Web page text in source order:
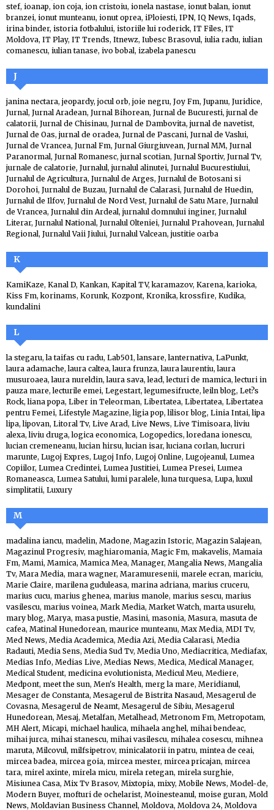
stef, ioanap, ion coja, ion cristoiu, ionela nastase, ionut balan, ionut
branzei, ionut munteanu, ionut oprea, iPloiesti, IPN, IQ News, Iqads,
irina binder, istoria fotbalului, istoriile lui roderick, IT Files, IT
Moldova, IT Play, IT Trends, Itnewz, Iubesc Brasovul, iulia radu, iulian
comanescu, iulian tanase, ivo bobal, izabela panescu
J
janina nectara, jeopardy, jocul orb, joie negru, Joy Fm, Jupanu, Juridice,
Jurnal, Jurnal Aradean, Jurnal Bihorean, Jurnal de Bucuresti, jurnal de
calatorii, Jurnal de Chisinau, Jurnal de Dambovita, jurnal de navetist,
Jurnal de Oas, jurnal de oradea, Jurnal de Pascani, Jurnal de Vaslui,
Jurnal de Vrancea, Jurnal Fm, Jurnal Giurgiuvean, Jurnal MM, Jurnal
Paranormal, Jurnal Romanesc, jurnal scotian, Jurnal Sportiv, Jurnal Tv,
jurnale de calatorie, Jurnalul, jurnalul alinutei, Jurnalul Bucurestiului,
Jurnalul de Agricultura, Jurnalul de Arges, Jurnalul de Botosani si
Dorohoi, Jurnalul de Buzau, Jurnalul de Calarasi, Jurnalul de Huedin,
Jurnalul de Ilfov, Jurnalul de Nord Vest, Jurnalul de Satu Mare, Jurnalul
de Vrancea, Jurnalul din Ardeal, jurnalul domnului inginer, Jurnalul
Literar, Jurnalul National, Jurnalul Olteniei, Jurnalul Prahovean, Jurnalul
Regional, Jurnalul Vaii Jiului, Jurnalul Valcean, justitie oarba
K
KamiKaze, Kanal D, Kankan, Kapital TV,karamazov, Karena,karioka,
Kiss Fm,korinams, Korunk, Kozpont, Kronika,krossfire, Kudika,
kundalini
L
la stegaru,la taifas cu radu, Lab501,lansare,lanternativa, LaPunkt,
laura adamache,laura caltea,laura frunza,laura laurentiu,laura
musuroaea,laura nureldin,laura sava,lead,lecturi de mamica,lecturi in
pauza mare,lecturile emei, Legestart,legumesifructe,leiln blog, Let?s
Rock,liana popa, Liber in Teleorman, Libertatea, Libertatea, Libertatea
pentru Femei, Lifestyle Magazine,ligia pop,lilisor blog, Linia Intai,lipa
lipa,lipovan, Litoral Tv, Live Arad, Live News, Live Timisoara,liviu
alexa,liviu druga,logica economica, Logopedics,loredana ionescu,
lucian cremeneanu,lucian hirsu,lucian isar,luciana corlan,lucruri
marunte, Lugoj Expres, Lugoj Info, Lugoj Online, Lugojeanul, Lumea
Copiilor, Lumea Credintei, Lumea Justitiei, Lumea Presei, Lumea
Romaneasca, Lumea Satului,lumi paralele,luna turquesa, Lupa,luxul
simplitatii, Luxury
M
madalina iancu, madelin, Madone, Magazin Istoric, Magazin Salajean,
Magazinul Progresiv, maghiaromania, Magic Fm, makavelis, Mamaia
Fm, Mami, Mamica, Mamica Mea, Manager, Mangalia News, Mangalia
Tv, Mara Media, mara wagner, Maramuresenii, marele ecran, mariciu,
Marie Claire, marilena guduleasa, marina adriana, marius cruceru,
marius cucu, marius ghenea, marius manole, marius sescu, marius
vasilescu, marius voinea, Mark Media, Market Watch, marta usurelu,
mary blog, Marya, masa pustie, Masini, masonia, Masura, masuta de
cafea, Matinal Hunedorean, maurice munteanu, Max Media, MDI Tv,
Med News, Media Academica, Media Azi, Media Calarasi, Media
Radauti, Media Sens, Media Sud Tv, Media Uno, Mediacritica, Mediafax,
Medias Info, Medias Live, Medias News, Medica, Medical Manager,
Medical Student, medicina evolutionista, Medicul Meu, Mediere,
Medpont, meet the sun, Men's Health, merg la mare, Meridianul,
Mesager de Constanta, Mesagerul de Bistrita Nasaud, Mesagerul de
Covasna, Mesagerul de Neamt, Mesagerul de Sibiu, Mesagerul
Hunedorean, Mesaj, Metalfan, Metalhead, Metronom Fm, Metropotam,
MH Alert, Micapi, michael haulica, mihaela anghel, mihai bendeac,
mihai jurca, mihai stanescu, mihai vasilescu, mihalea cosescu, mihnea
maruta, Milcovul, milfsipetrov, minicalatorii in patru, mintea de ceai,
mircea badea, mircea goia, mircea mester, mircea pricajan, mircea
tara, mirel axinte, mirela micu, mirela retegan, mirela surghie,
Misiunea Casa, Mix Tv Brasov, Mixtopia, mixy, Mobile News, Model-de,
Modern Buyer, mofturi de ochelarist, Moinesteanul, moise guran, Mold
News, Moldavian Business Channel, Moldova, Moldova 24, Moldova